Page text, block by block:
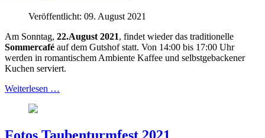
Veröffentlicht: 09. August 2021
Am Sonntag, 22.August 2021, findet wieder das traditionelle
Sommercafé auf dem Gutshof statt. Von 14:00 bis 17:00 Uhr
werden in romantischem Ambiente Kaffee und selbstgebackener
Kuchen serviert.
Weiterlesen …